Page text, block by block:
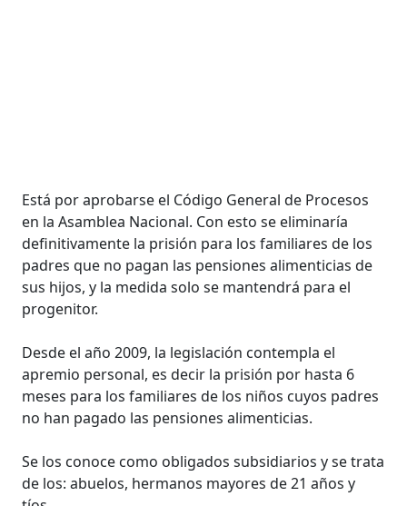
Está por aprobarse el Código General de Procesos
en la Asamblea Nacional. Con esto se eliminaría
definitivamente la prisión para los familiares de los
padres que no pagan las pensiones alimenticias de
sus hijos, y la medida solo se mantendrá para el
progenitor.
Desde el año 2009, la legislación contempla el
apremio personal, es decir la prisión por hasta 6
meses para los familiares de los niños cuyos padres
no han pagado las pensiones alimenticias.
Se los conoce como obligados subsidiarios y se trata
de los: abuelos, hermanos mayores de 21 años y